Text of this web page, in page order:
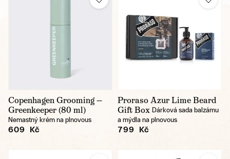
Copenhagen Grooming —
Greenkeeper (80 ml)
Nemastný krém na plnovous
609 Kč
Proraso Azur Lime Beard
Gift Box Dárková sada balzámu
a mýdla na plnovous
799 Kč